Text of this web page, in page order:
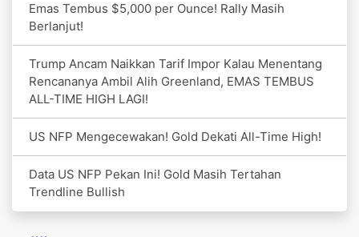
Emas Tembus $5,000 per Ounce! Rally Masih
Berlanjut!
Trump Ancam Naikkan Tarif Impor Kalau Menentang
Rencananya Ambil Alih Greenland, EMAS TEMBUS
ALL-TIME HIGH LAGI!
US NFP Mengecewakan! Gold Dekati All-Time High!
Data US NFP Pekan Ini! Gold Masih Tertahan
Trendline Bullish